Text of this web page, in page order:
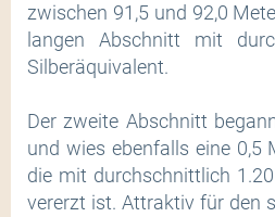
zwischen 91,5 und 92,0
langen Abschnitt mit
Silberäquivalent.
Der zweite Abschnitt
und wies ebenfalls eine 0,5
die mit durchschnittlich
vererzt ist. Attraktiv für den